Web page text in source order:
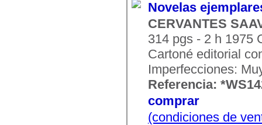
Novelas
CERVANTES
314 pgs - 2 h 1975
Cartoné editorial
Imperfecciones:
Referencia:
comprar
(condiciones de